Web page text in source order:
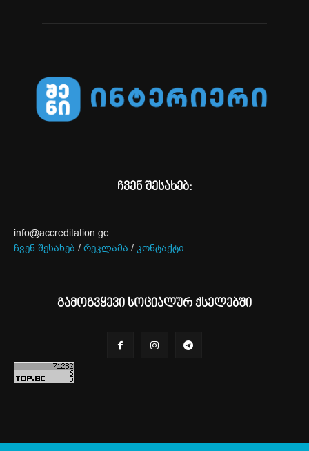
ჩვენ შესახებ:
info@accreditation.ge
ჩვენ შესახებ / რეკლამა / კონტაქტი
გამოგვყევი სოციალურ ქსელებში